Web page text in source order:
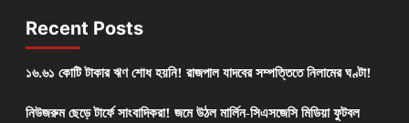
Recent Posts
১৬.৬১ কোটি টাকার ঋণ শোধ হয়নি! রাজপাল যাদবের সম্পত্তিতে নিলামের ঘণ্টা!
নিউজরুম ছেড়ে টার্ফে সাংবাদিকরা! জমে উঠল মার্লিন-সিএসজেসি মিডিয়া ফুটবল